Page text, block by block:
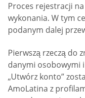
Proces rejestracji
wykonania. W tym
podanym dalej
Pierwszą rzeczą do
danymi osobowymi
„Utwórz konto”
AmoLatina z